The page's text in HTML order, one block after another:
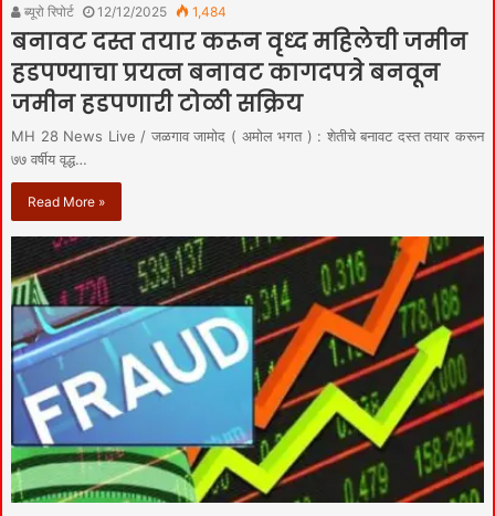
ब्यूरो रिपोर्ट 12/12/2025 1,484
बनावट दस्त तयार करून वृध्द महिलेची जमीन
हडपण्याचा प्रयत्न बनावट कागदपत्रे बनवून
जमीन हडपणारी टोळी सक्रिय
MH 28 News Live / जळगाव जामोद ( अमोल भगत ) : शेतीचे बनावट दस्त तयार करून
७७ वर्षीय वृद्ध…
Read More »